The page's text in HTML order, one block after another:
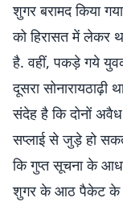
शुगर बरामद किया
को हिरासत में लेकर
है. वहीं, पकड़े गये
दूसरा सोनारायठाढ़ी
संदेह है कि दोनों
सप्लाई से जुड़े हो
कि गुप्त सूचना के
शुगर के आठ पैकेट के